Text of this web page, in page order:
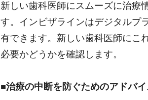
新しい歯科医師にスムーズに治療
す。インビザラインはデジタルプ
有できます。新しい歯科医師にこ
必要かどうかを確認します。
■治療の中断を防ぐためのアドバイ